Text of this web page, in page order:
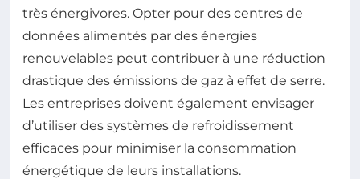
très énergivores. Opter pour des centres de
données alimentés par des énergies
renouvelables peut contribuer à une réduction
drastique des émissions de gaz à effet de serre.
Les entreprises doivent également envisager
d’utiliser des systèmes de refroidissement
efficaces pour minimiser la consommation
énergétique de leurs installations.